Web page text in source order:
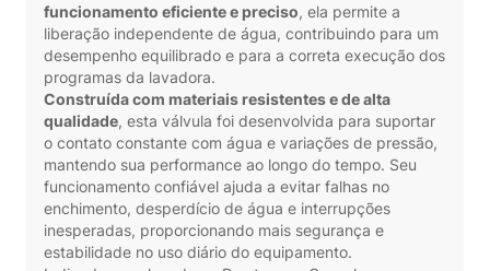
funcionamento eficiente e preciso, ela permite a
liberação independente de água, contribuindo para um
desempenho equilibrado e para a correta execução dos
programas da lavadora.
Construída com materiais resistentes e de alta
qualidade, esta válvula foi desenvolvida para suportar
o contato constante com água e variações de pressão,
mantendo sua performance ao longo do tempo. Seu
funcionamento confiável ajuda a evitar falhas no
enchimento, desperdício de água e interrupções
inesperadas, proporcionando mais segurança e
estabilidade no uso diário do equipamento.